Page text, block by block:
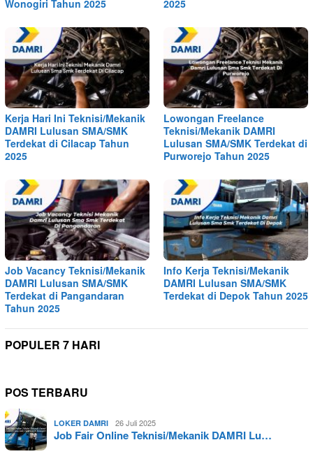
Wonogiri Tahun 2025
2025
Kerja Hari Ini Teknisi/Mekanik
DAMRI Lulusan SMA/SMK
Terdekat di Cilacap Tahun
2025
Lowongan Freelance
Teknisi/Mekanik DAMRI
Lulusan SMA/SMK Terdekat di
Purworejo Tahun 2025
Job Vacancy Teknisi/Mekanik
DAMRI Lulusan SMA/SMK
Terdekat di Pangandaran
Tahun 2025
Info Kerja Teknisi/Mekanik
DAMRI Lulusan SMA/SMK
Terdekat di Depok Tahun 2025
POPULER 7 HARI
POS TERBARU
LOKER DAMRI 26 Juli 2025
Job Fair Online Teknisi/Mekanik DAMRI Lu…